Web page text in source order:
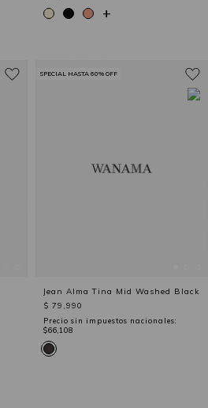
+
Jean Alma Tina Mid Washed Black
$ 79,990
Precio sin impuestos nacionales:
$66,108
SPECIAL HASTA 60% OFF